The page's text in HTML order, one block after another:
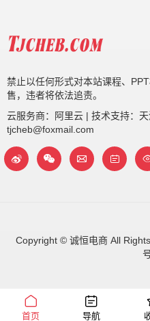
禁止以任何形式对本站课程、
售，违者将依法追责。
云服务商：阿里云 | 技术支持：天
tjcheb@foxmail.com
Copyright © 诚恒电商 All
首页 导航